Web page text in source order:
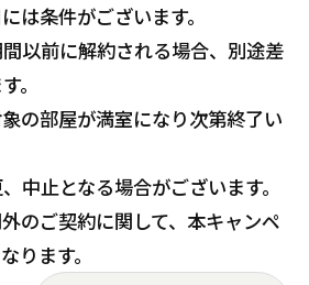
は条件がございます。
以前に解約される場合、別途差
。
の部屋が満室になり次第終了い
中止となる場合がございます。
のご契約に関して、本キャンペ
ります。